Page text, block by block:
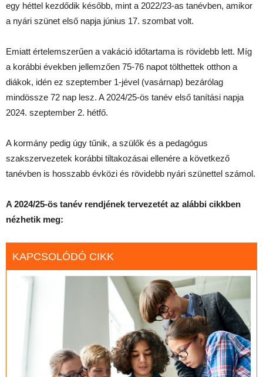
egy héttel kezdődik később, mint a 2022/23-as tanévben, amikor
a nyári szünet első napja június 17. szombat volt.
Emiatt értelemszerűen a vakáció időtartama is rövidebb lett. Míg
a korábbi években jellemzően 75-76 napot tölthettek otthon a
diákok, idén ez szeptember 1-jével (vasárnap) bezárólag
mindössze 72 nap lesz. A 2024/25-ös tanév első tanítási napja
2024. szeptember 2. hétfő.
A kormány pedig úgy tűnik, a szülők és a pedagógus
szakszervezetek korábbi tiltakozásai ellenére a következő
tanévben is hosszabb évközi és rövidebb nyári szünettel számol.
A 2024/25-ös tanév rendjének tervezetét az alábbi cikkben
nézhetik meg:
KAPCSOLÓDÓ CIKK